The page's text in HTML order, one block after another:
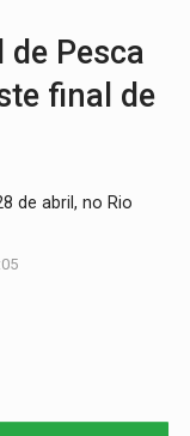
de Pesca
final de
de abril, no Rio